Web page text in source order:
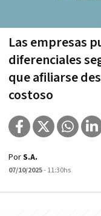
Las empresas
diferenciales
que afiliarse
costoso
PorS.A.
07/10/2025- 11:30hs